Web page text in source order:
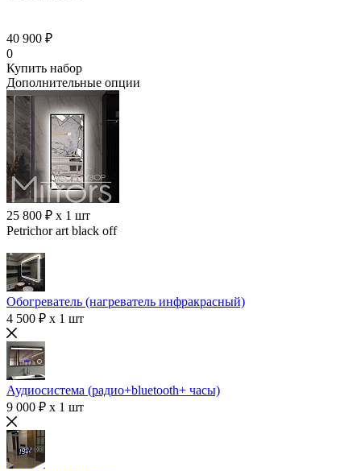
40 900 ₽
0
Купить набор
Дополнительные опции
25 800 ₽ x 1 шт
Petrichor art black off
Обогреватель (нагреватель инфракрасный)
4 500 ₽ x 1 шт
Аудиосистема (радио+bluetooth+ часы)
9 000 ₽ x 1 шт